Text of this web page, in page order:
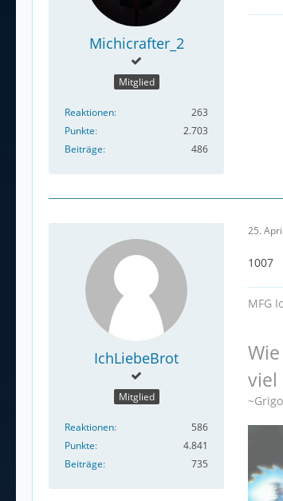
Michicrafter_2
Mitglied
Reaktionen
263
Punkte
2.703
Beiträge
486
IchLiebeBrot
Mitglied
Reaktionen
586
Punkte
4.841
Beiträge
735
25.
1007
MFG
viel